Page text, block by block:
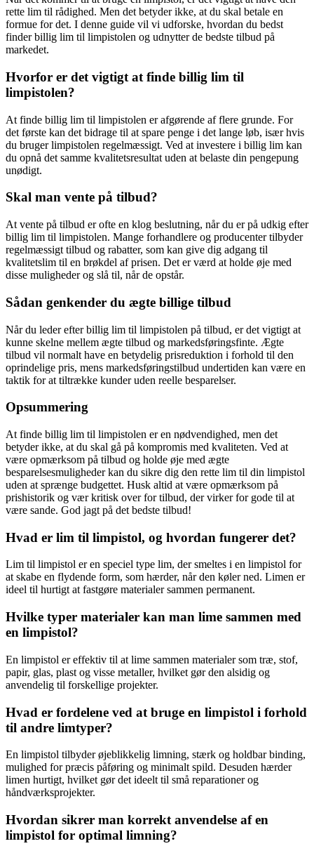
rette lim til rådighed. Men det betyder ikke, at du skal betale en
formue for det. I denne guide vil vi udforske, hvordan du bedst
finder billig lim til limpistolen og udnytter de bedste tilbud på
markedet.
Hvorfor er det vigtigt at finde billig lim til
limpistolen?
At finde billig lim til limpistolen er afgørende af flere grunde. For
det første kan det bidrage til at spare penge i det lange løb, især hvis
du bruger limpistolen regelmæssigt. Ved at investere i billig lim kan
du opnå det samme kvalitetsresultat uden at belaste din pengepung
unødigt.
Skal man vente på tilbud?
At vente på tilbud er ofte en klog beslutning, når du er på udkig efter
billig lim til limpistolen. Mange forhandlere og producenter tilbyder
regelmæssigt tilbud og rabatter, som kan give dig adgang til
kvalitetslim til en brøkdel af prisen. Det er værd at holde øje med
disse muligheder og slå til, når de opstår.
Sådan genkender du ægte billige tilbud
Når du leder efter billig lim til limpistolen på tilbud, er det vigtigt at
kunne skelne mellem ægte tilbud og markedsføringsfinte. Ægte
tilbud vil normalt have en betydelig prisreduktion i forhold til den
oprindelige pris, mens markedsføringstilbud undertiden kan være en
taktik for at tiltrække kunder uden reelle besparelser.
Opsummering
At finde billig lim til limpistolen er en nødvendighed, men det
betyder ikke, at du skal gå på kompromis med kvaliteten. Ved at
være opmærksom på tilbud og holde øje med ægte
besparelsesmuligheder kan du sikre dig den rette lim til din limpistol
uden at sprænge budgettet. Husk altid at være opmærksom på
prishistorik og vær kritisk over for tilbud, der virker for gode til at
være sande. God jagt på det bedste tilbud!
Hvad er lim til limpistol, og hvordan fungerer det?
Lim til limpistol er en speciel type lim, der smeltes i en limpistol for
at skabe en flydende form, som hærder, når den køler ned. Limen er
ideel til hurtigt at fastgøre materialer sammen permanent.
Hvilke typer materialer kan man lime sammen med
en limpistol?
En limpistol er effektiv til at lime sammen materialer som træ, stof,
papir, glas, plast og visse metaller, hvilket gør den alsidig og
anvendelig til forskellige projekter.
Hvad er fordelene ved at bruge en limpistol i forhold
til andre limtyper?
En limpistol tilbyder øjeblikkelig limning, stærk og holdbar binding,
mulighed for præcis påføring og minimalt spild. Desuden hærder
limen hurtigt, hvilket gør det ideelt til små reparationer og
håndværksprojekter.
Hvordan sikrer man korrekt anvendelse af en
limpistol for optimal limning?